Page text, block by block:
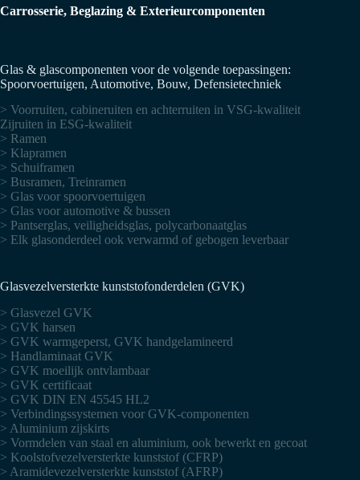
Carrosserie, Beglazing & Exterieurcomponenten
Glas & glascomponenten voor de volgende toepassingen:
Spoorvoertuigen, Automotive, Bouw, Defensietechniek
> Voorruiten, cabineruiten en achterruiten in VSG-kwaliteit
Zijruiten in ESG-kwaliteit
> Ramen
> Klapramen
> Schuiframen
> Busramen, Treinramen
> Glas voor spoorvoertuigen
> Glas voor automotive & bussen
> Pantserglas, veiligheidsglas, polycarbonaatglas
> Elk glasonderdeel ook verwarmd of gebogen leverbaar
Glasvezelversterkte kunststofonderdelen (GVK)
> Glasvezel GVK
> GVK harsen
> GVK warmgeperst, GVK handgelamineerd
> Handlaminaat GVK
> GVK moeilijk ontvlambaar
> GVK certificaat
> GVK DIN EN 45545 HL2
> Verbindingssystemen voor GVK-componenten
> Aluminium zijskirts
> Vormdelen van staal en aluminium, ook bewerkt en gecoat
> Koolstofvezelversterkte kunststof (CFRP)
> Aramidevezelversterkte kunststof (AFRP)